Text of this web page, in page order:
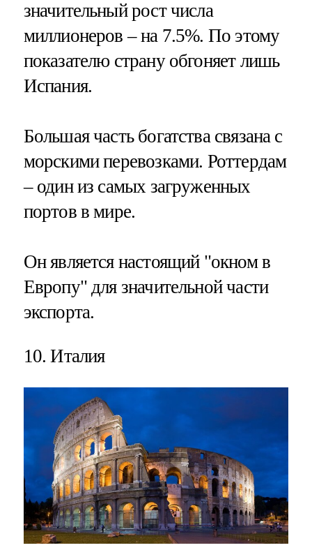
значительный рост числа
миллионеров – на 7.5%. По этому
показателю страну обгоняет лишь
Испания.
Большая часть богатства связана с
морскими перевозками. Роттердам
– один из самых загруженных
портов в мире.
Он является настоящий "окном в
Европу" для значительной части
экспорта.
10. Италия